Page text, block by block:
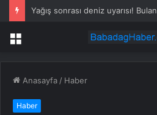
Menü
Anasayfa / Haber
Haber